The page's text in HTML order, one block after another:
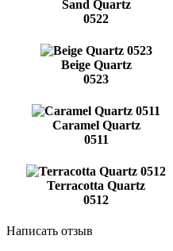
Sand Quartz
0522
Beige Quartz
0523
Caramel Quartz
0511
Terracotta Quartz
0512
Написать отзыв